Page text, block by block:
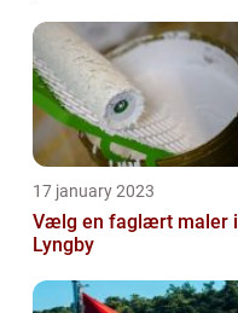
17 january 2023
Vælg en faglært maler i
Lyngby